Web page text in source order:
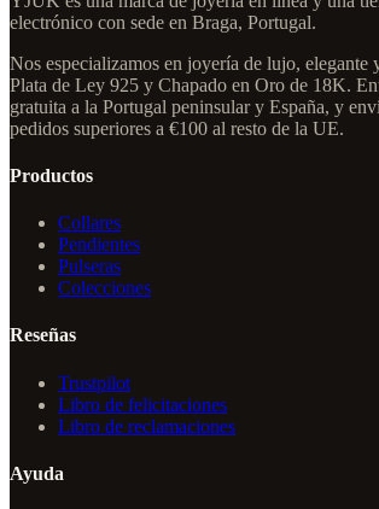
electrónico con sede en Braga, Portugal.
Nos especializamos en joyería de lujo, elegante
Plata de Ley 925 y Chapado en Oro de 18K.
gratuita a la Portugal peninsular y España, y
pedidos superiores a €100 al resto de la UE.
Productos
Collares
Pendientes
Pulseras
Colecciones
Reseñas
Trustpilot
Libro de felicitaciones
Libro de reclamaciones
Ayuda